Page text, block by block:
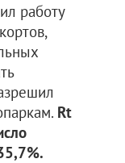
работу
Rt